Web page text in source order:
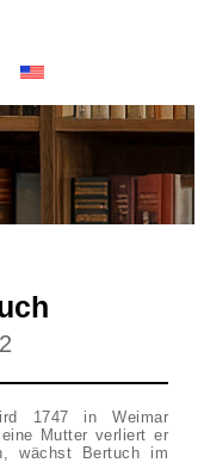
1747 in Weimar
Mutter verliert er
wächst Bertuch im